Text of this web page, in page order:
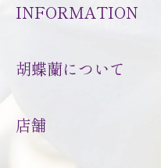
INFORMATION
胡蝶蘭について
店舗